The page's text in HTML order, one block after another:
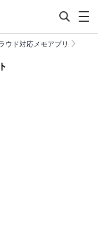
ウド対応メモアプリ